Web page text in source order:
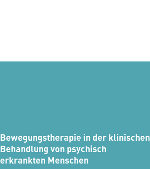
Bewegungstherapie in der klinischen
Behandlung von psychisch
erkrankten Menschen